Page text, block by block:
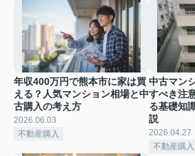
年収400万円で熊本市に家は買
える？人気マンション相場と中
古購入の考え方
2026.06.03
不動産購入
中古マン
すべき注
る基礎知
説
2026.04.27
不動産購入